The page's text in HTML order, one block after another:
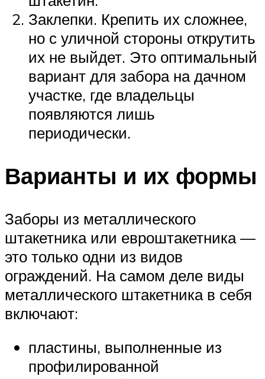
Заклепки. Крепить их сложнее,
но с уличной стороны открутить
их не выйдет. Это оптимальный
вариант для забора на дачном
участке, где владельцы
появляются лишь
периодически.
Варианты и их формы
Заборы из металлического
штакетника или евроштакетника —
это только одни из видов
ограждений. На самом деле виды
металлического штакетника в себя
включают:
пластины, выполненные из
профилированной